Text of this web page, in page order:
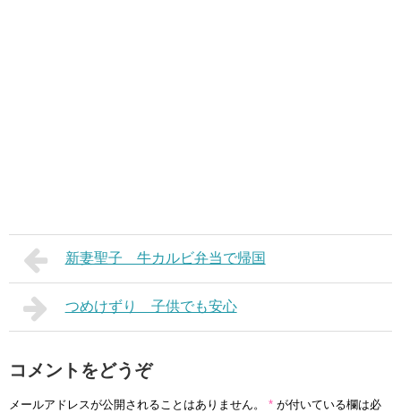
新妻聖子 牛カルビ弁当で帰国
つめけずり 子供でも安心
コメントをどうぞ
メールアドレスが公開されることはありません。 * が付いている欄は必